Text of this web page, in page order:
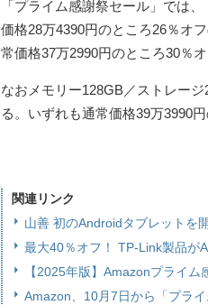
「プライム感謝祭セール」では
価格28万4390円のところ26％オ
常価格37万2990円のところ30％オ
なおメモリー128GB／ストレー
る。いずれも通常価格39万3990
関連リンク
山善 初のAndroidタブレットを
最大40％オフ！ TP-Link製品が
【2025年版】Amazonプライ
Amazon、10月7日から「プラ